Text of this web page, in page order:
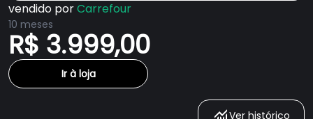
vendido porCarrefour
10 meses
R$ 3.999,00
Ir à loja
Ver histórico